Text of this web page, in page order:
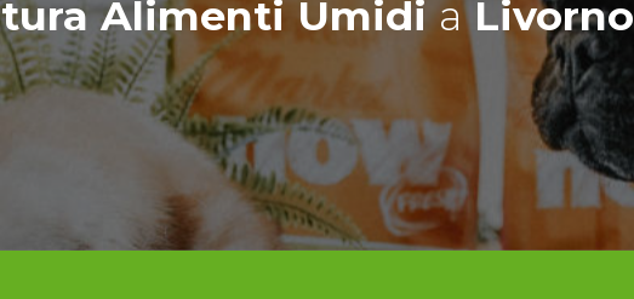
Alimenti UmidiaLivorno